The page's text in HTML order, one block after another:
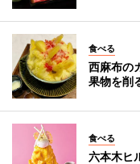
食べる
西麻布の
果物を削
食べる
六本木ヒ